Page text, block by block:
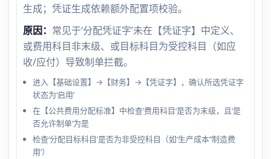
生成；凭证生成依赖额外配置项校验。
原因： 常见于‘分配凭证字’未在【凭证字】中定义、
或费用科目非末级、或目标科目为受控科目（如应
收/应付）导致制单拦截。
进入【基础设置】→【财务】→【凭证字】，确认所选凭证字
状态为‘启用’
在【公共费用分配标准】中检查‘费用科目’是否为末级，且‘是
否允许制单’为是
检查‘分配目标科目’是否为非受控科目（如‘生产成本’‘制造费
用’）